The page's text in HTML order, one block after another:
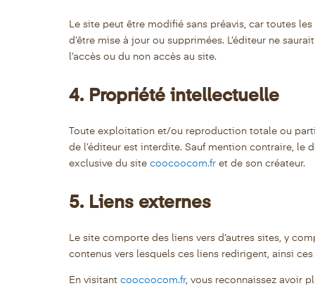
Le site peut être modifié sans préavis, car toutes
d’être mise à jour ou supprimées. L’éditeur ne
l’accès ou du non accès au site.
4. Propriété intellectuelle
Toute exploitation et/ou reproduction totale ou
de l’éditeur est interdite. Sauf mention contraire,
exclusive du site coocoocom.fr et de son créateur.
5. Liens externes
Le site comporte des liens vers d’autres sites, y
contenus vers lesquels ces liens redirigent, ainsi
En visitant coocoocom.fr, vous reconnaissez avoir